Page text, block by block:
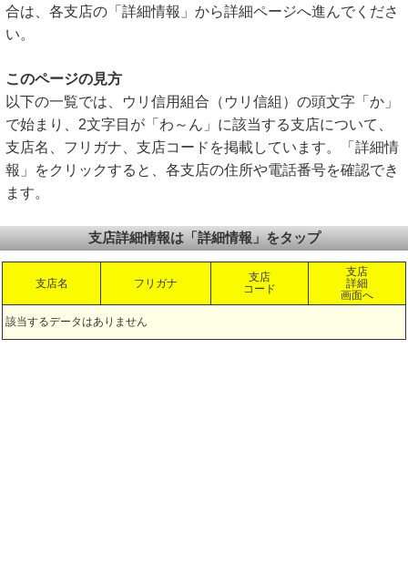
合は、各支店の「詳細情報」から詳細ページへ進んでくださ
い。
このページの見方
以下の一覧では、ウリ信用組合（ウリ信組）の頭文字「か」
で始まり、2文字目が「わ～ん」に該当する支店について、
支店名、フリガナ、支店コードを掲載しています。「詳細情
報」をクリックすると、各支店の住所や電話番号を確認でき
ます。
支店詳細情報は「詳細情報」をタップ
支店名 フリガナ
支店
コード
支店
詳細
画面へ
該当するデータはありません